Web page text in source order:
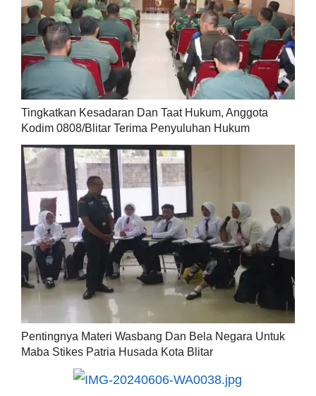
Tingkatkan Kesadaran Dan Taat Hukum, Anggota
Kodim 0808/Blitar Terima Penyuluhan Hukum
Pentingnya Materi Wasbang Dan Bela Negara Untuk
Maba Stikes Patria Husada Kota Blitar